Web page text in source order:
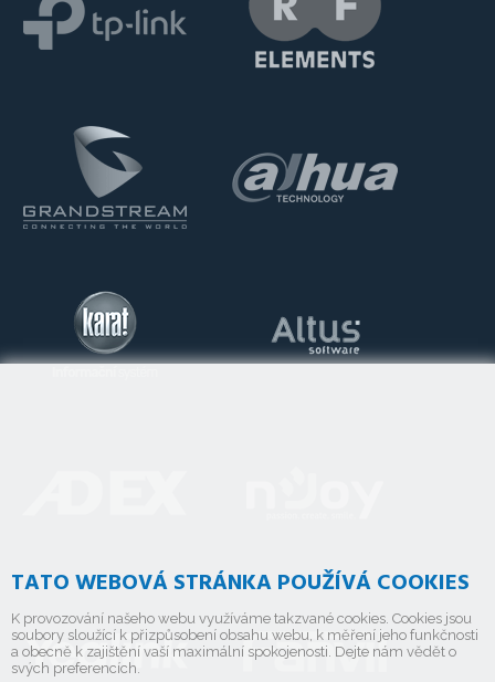
TATO WEBOVÁ STRÁNKA POUŽÍVÁ COOKIES
K provozování našeho webu využíváme takzvané cookies. Cookies jsou
soubory sloužící k přizpůsobení obsahu webu, k měření jeho funkčnosti
a obecně k zajištění vaší maximální spokojenosti. Dejte nám vědět o
svých preferencích.